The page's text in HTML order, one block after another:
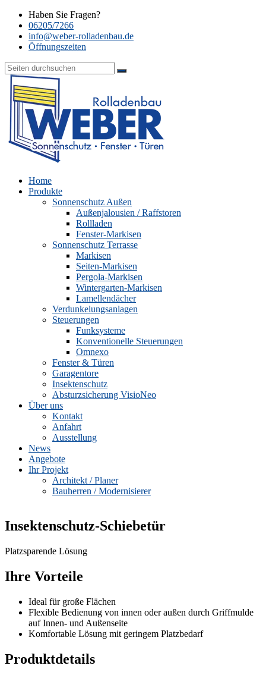
Haben Sie Fragen?
06205/7266
info@weber-rolladenbau.de
Öffnungszeiten
Home
Produkte
Sonnenschutz Außen
Außenjalousien / Raffstoren
Rollladen
Fenster-Markisen
Sonnenschutz Terrasse
Markisen
Seiten-Markisen
Pergola-Markisen
Wintergarten-Markisen
Lamellendächer
Verdunkelungsanlagen
Steuerungen
Funksysteme
Konventionelle Steuerungen
Omnexo
Fenster & Türen
Garagentore
Insektenschutz
Absturzsicherung VisioNeo
Über uns
Kontakt
Anfahrt
Ausstellung
News
Angebote
Ihr Projekt
Architekt / Planer
Bauherren / Modernisierer
Insektenschutz-Schiebetür
Platzsparende Lösung
Ihre Vorteile
Ideal für große Flächen
Flexible Bedienung von innen oder außen durch Griffmulde
auf Innen- und Außenseite
Komfortable Lösung mit geringem Platzbedarf
Produktdetails